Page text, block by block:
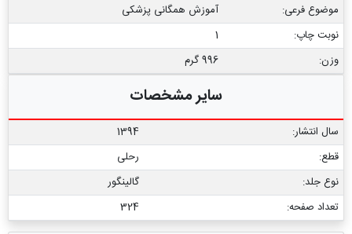
موضوع فرعی:
آموزش همگانی پزشکی
نوبت چاپ:
1
وزن:
996 گرم
سایر مشخصات
سال انتشار:
1394
قطع:
رحلی
نوع جلد:
گالینگور
تعداد صفحه:
324